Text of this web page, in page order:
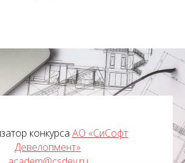
конкурса АО «СиСофт
Девелопмент»